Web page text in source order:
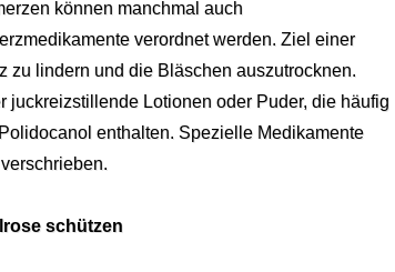
können manchmal auch
verordnet werden. Ziel einer
zu lindern und die Bläschen auszutrocknen.
juckreizstillende Lotionen oder Puder, die häufig
enthalten. Spezielle Medikamente
schützen